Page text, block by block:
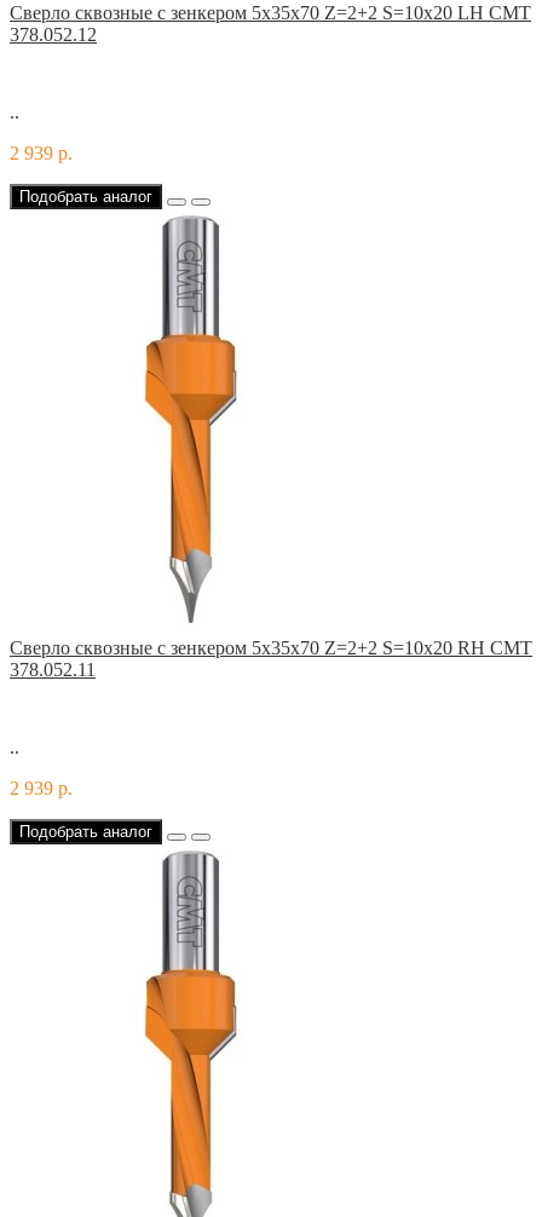
Сверло сквозные с зенкером 5x35x70 Z=2+2 S=10x20 LH CMT
378.052.12
..
2 939 р.
Подобрать аналог
Сверло сквозные с зенкером 5x35x70 Z=2+2 S=10x20 RH CMT
378.052.11
..
2 939 р.
Подобрать аналог